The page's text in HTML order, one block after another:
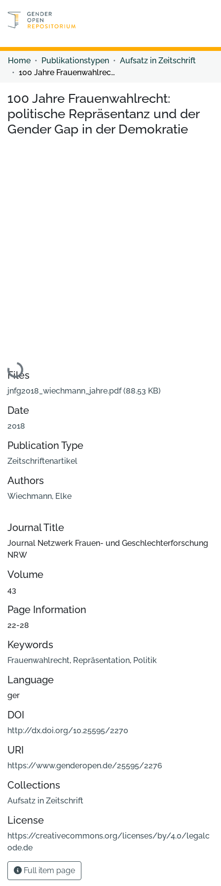
Discover content
Home Publikationstypen
Aufsatz in Zeitschrift
100 Jahre Frauenwahlrecht: politische Repräsentanz und der Gender Gap in der Demokratie
100 Jahre Frauenwahlrecht:
politische Repräsentanz und der
Gender Gap in der Demokratie
Loading...
Files
jnfg2018_wiechmann_jahre.pdf(88.53 KB)
Date
2018
Publication Type
Zeitschriftenartikel
Authors
Wiechmann, Elke
Journal Title
Journal Netzwerk Frauen- und Geschlechterforschung
NRW
Volume
43
Page Information
22-28
Keywords
Frauenwahlrecht, Repräsentation, Politik
Language
ger
DOI
http://dx.doi.org/10.25595/2270
URI
https://www.genderopen.de/25595/2276
Collections
Aufsatz in Zeitschrift
License
https://creativecommons.org/licenses/by/4.0/legalc
ode.de
Full item page